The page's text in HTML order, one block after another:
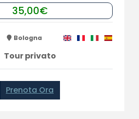
35,00€
Bologna
Tour privato
Prenota Ora